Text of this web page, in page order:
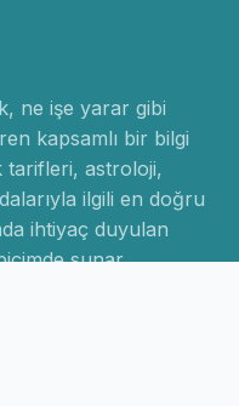
ne işe yarar gibi
kapsamlı bir bilgi
tarifleri, astroloji,
ilgili en doğru
ihtiyaç duyulan
sunar.